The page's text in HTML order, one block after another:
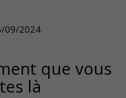
09/2024
que vous
là